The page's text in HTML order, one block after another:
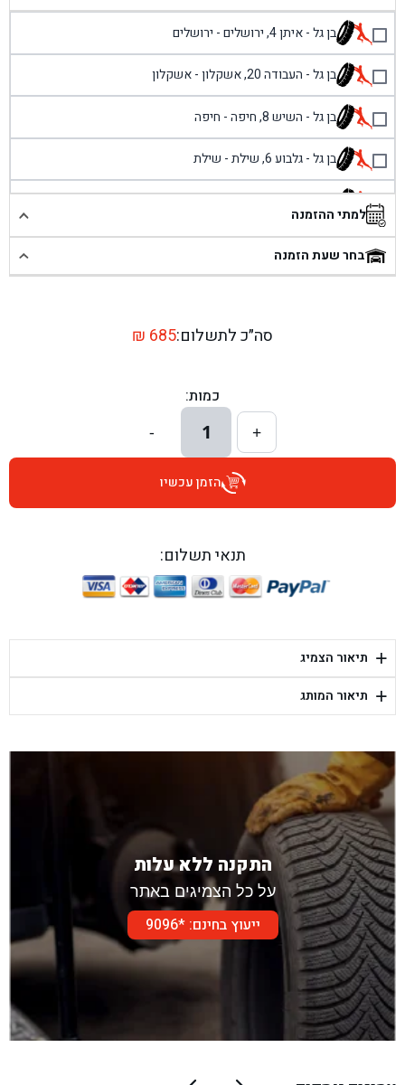
בן גל - איתן 4, ירושלים - ירושלים
בן גל - העבודה 20, אשקלון - אשקלון
בן גל - השיש 8, חיפה - חיפה
בן גל - גלבוע 6, שילת - שילת
בן גל - פוריידיס, כניסה צפונית מול כביש 4 - פרדיס
בן גל - שכונת אזור תעשייה זעירה, עיילבון - עיילבון
בן גל - דרך השבעה 20, אזור - אזור
בן גל - הרצל 6, גדרה - גדרה
בן גל - שדרות דוד בן גוריון 8, באר שבע - באר שבע
בן גל - היובלים 26, הוד השרון - הוד השרון
בן גל - יפת 88, תל אביב יפו - תל אביב
בן גל - דור אלון הר טוב - בית שמש
למתי ההזמנה
בחר שעת הזמנה
סה״כ לתשלום: ₪ 685
כמות:
+
1
-
הזמן עכשיו
תנאי תשלום:
+ תיאור הצמיג
+ תיאור המותג
התקנה ללא עלות
על כל הצמיגים באתר
ייעוץ בחינם: *9096